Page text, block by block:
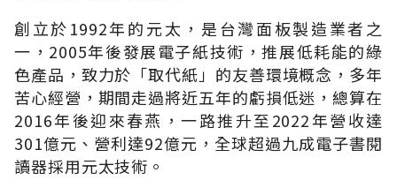
創立於1992年的元太，是台灣面板製造業者之
一，2005年後發展電子紙技術，推展低耗能的綠
色產品，致力於「取代紙」的友善環境概念，多年
苦心經營，期間走過將近五年的虧損低迷，總算在
2016年後迎來春燕，一路推升至2022年營收達
301億元、營利達92億元，全球超過九成電子書閱
讀器採用元太技術。